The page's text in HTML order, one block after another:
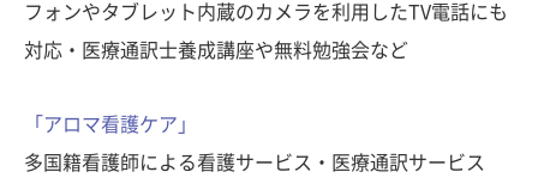
フォンやタブレット内蔵のカメラを利用したTV電話にも
対応・医療通訳士養成講座や無料勉強会など
「アロマ看護ケア」
多国籍看護師による看護サービス・医療通訳サービス